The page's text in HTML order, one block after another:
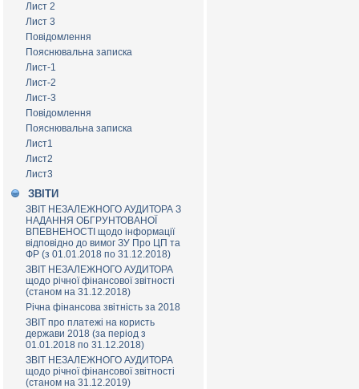
Лист 2
Лист 3
Повідомлення
Пояснювальна записка
Лист-1
Лист-2
Лист-3
Повідомлення
Пояснювальна записка
Лист1
Лист2
Лист3
ЗВІТИ
ЗВІТ НЕЗАЛЕЖНОГО АУДИТОРА З
НАДАННЯ ОБГРУНТОВАНОЇ
ВПЕВНЕНОСТІ щодо інформації
відповідно до вимог ЗУ Про ЦП та
ФР (з 01.01.2018 по 31.12.2018)
ЗВІТ НЕЗАЛЕЖНОГО АУДИТОРА
щодо річної фінансової звітності
(станом на 31.12.2018)
Річна фінансова звітність за 2018
ЗВІТ про платежі на користь
держави 2018 (за період з
01.01.2018 по 31.12.2018)
ЗВІТ НЕЗАЛЕЖНОГО АУДИТОРА
щодо річної фінансової звітності
(станом на 31.12.2019)